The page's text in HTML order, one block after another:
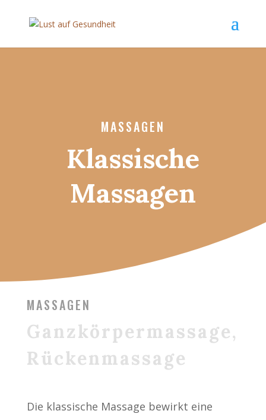
MASSAGEN
Klassische
Massagen
MASSAGEN
Ganzkörpermassage,
Rückenmassage
Die klassische Massage bewirkt eine